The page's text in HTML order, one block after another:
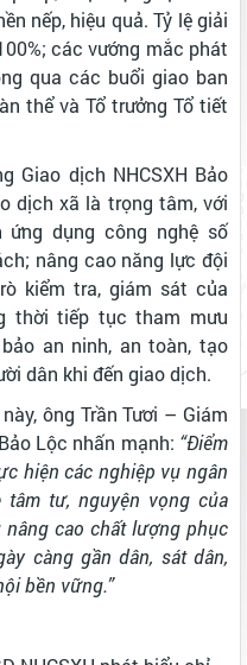
nếp, hiệu quả. Tỷ lệ giải
các vướng mắc phát
qua các buổi giao ban
thể và Tổ trưởng Tổ tiết
Giao dịch NHCSXH Bảo
dịch xã là trọng tâm, với
dụng công nghệ số
nâng cao năng lực đội
kiểm tra, giám sát của
thời tiếp tục tham mưu
an ninh, an toàn, tạo
dân khi đến giao dịch.
ông Trần Tươi – Giám
Lộc nhấn mạnh: “Điểm
hiện các nghiệp vụ ngân
tư, nguyện vọng của
cao chất lượng phục
càng gần dân, sát dân,
bền vững.”